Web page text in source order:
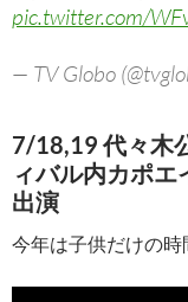
pic.twitter.com/
— TV Globo
7/18,19 代々木
ィバル内カポエ
出演
今年は子供だけの時